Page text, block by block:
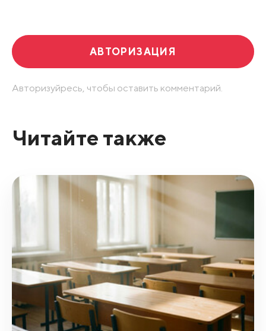
АВТОРИЗАЦИЯ
Авторизуйресь, чтобы оставить комментарий.
Читайте также